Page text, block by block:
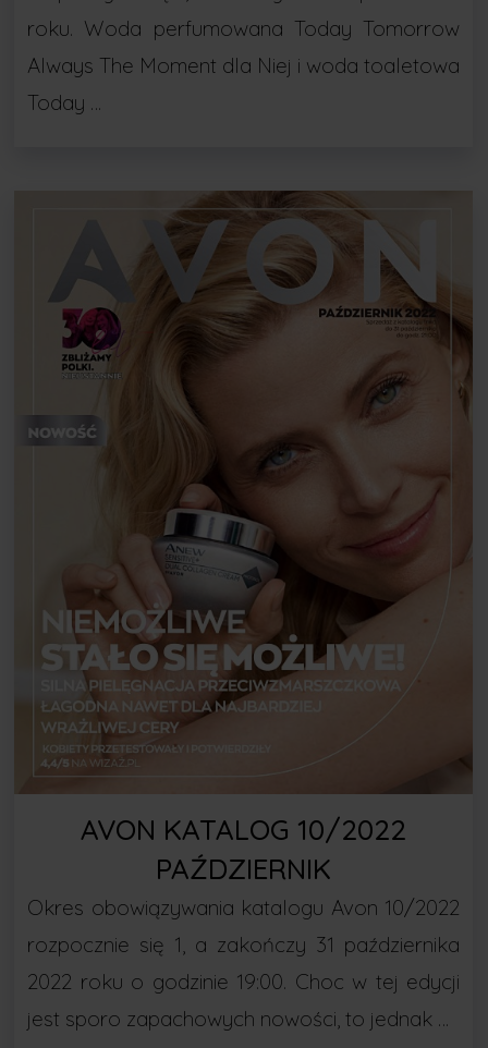
roku. Woda perfumowana Today Tomorrow
Always The Moment dla Niej i woda toaletowa
Today …
AVON KATALOG 10/2022
PAŹDZIERNIK
Okres obowiązywania katalogu Avon 10/2022
rozpocznie się 1, a zakończy 31 października
2022 roku o godzinie 19:00. Choc w tej edycji
jest sporo zapachowych nowości, to jednak …